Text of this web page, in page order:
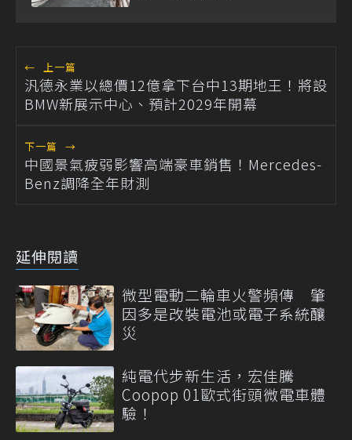
← 上一篇
汎德永業以總價12億拿下台中13期地王！將設
BMW新展示中心、預計2029年開幕
下一篇 →
中國景氣疲弱影響高端豪車銷售！Mercedes-
Benz調降全年財測
延伸閱讀
微型電動二輪車火警頻傳 肇
因多是改裝電池或電子系統釀
災
純電代步新生活，宏佳騰
Coopop 01歐式街頭微電車體
驗！